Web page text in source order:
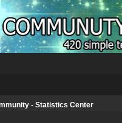
- Statistics Center